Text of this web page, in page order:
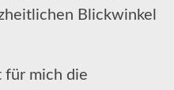
Blickwinkel
für mich die